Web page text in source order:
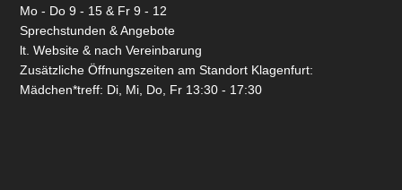
Mo - Do 9 - 15 & Fr 9 - 12
Sprechstunden & Angebote
lt. Website & nach Vereinbarung
Zusätzliche Öffnungszeiten am Standort Klagenfurt:
Mädchen*treff: Di, Mi, Do, Fr 13:30 - 17:30